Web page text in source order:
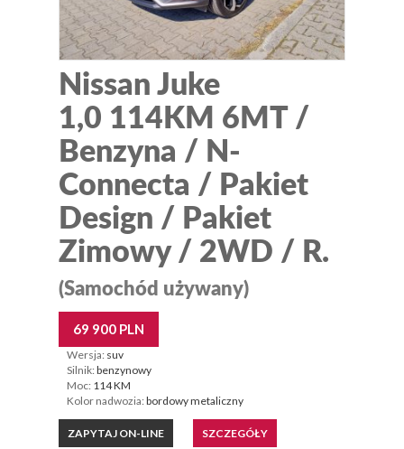
Nissan Juke
1,0 114KM 6MT /
Benzyna / N-
Connecta / Pakiet
Design / Pakiet
Zimowy / 2WD / R.
(Samochód używany)
69 900 PLN
Wersja: suv
Silnik: benzynowy
Moc: 114 KM
Kolor nadwozia: bordowy metaliczny
ZAPYTAJ ON-LINE SZCZEGÓŁY